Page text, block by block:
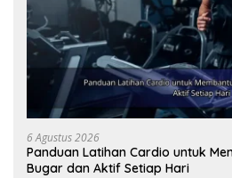
6 Agustus 2026
Panduan Latihan Cardio untuk
Bugar dan Aktif Setiap Hari